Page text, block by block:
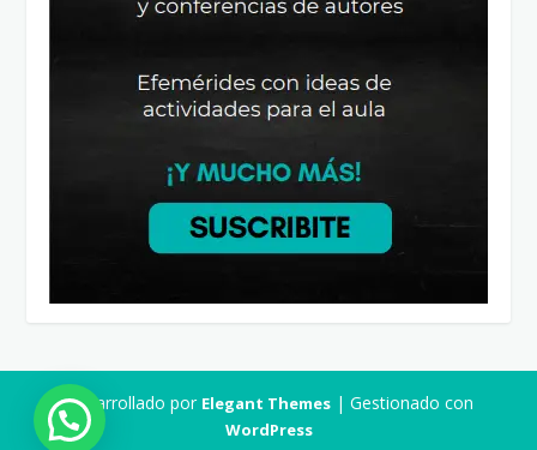
Desarrollado por Elegant Themes| Gestionado con
WordPress